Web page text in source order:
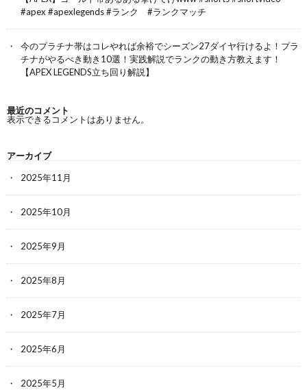
#apex #apexlegends #ランク #ランクマッチ
今のプラチナ帯はコレやれば余裕でシーズン27ダイヤ行けるよ！プラ
チナがやるべき動き10選！実践解説でランクの動き方教えます！
【APEX LEGENDS立ち回り解説】
最近のコメント
表示できるコメントはありません。
アーカイブ
2025年11月
2025年10月
2025年9月
2025年8月
2025年7月
2025年6月
2025年5月